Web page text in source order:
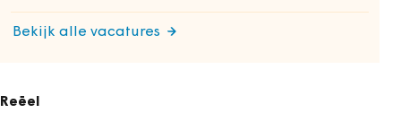
Bekijk alle vacatures
Reëel